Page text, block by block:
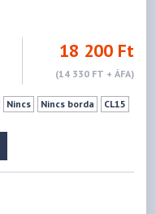
18 200 Ft
(14 330 FT + ÁFA)
Nincs Nincs borda CL15